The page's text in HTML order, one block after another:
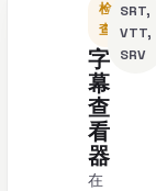
检
查
字
幕
查
看
器
在
SRT,
VTT,
SRV